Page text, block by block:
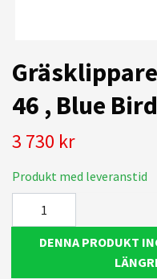
46 , Blue Bird
3 730 kr
Produkt med leveranstid
DENNA PRODUKT